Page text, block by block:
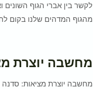
לקשר בין אברי הגוף
מהגוף המדהים שלנו בקום
מחשבה יוצרת
מחשבה יוצרת מציאות: סדנה